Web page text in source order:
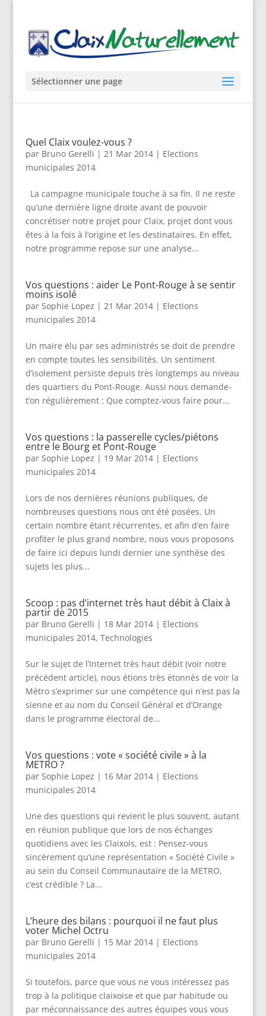
Sélectionner une page
Quel Claix voulez-vous ?
par Bruno Gerelli | 21 Mar 2014| Elections
municipales 2014
La campagne municipale touche à sa fin. Il ne reste
qu’une dernière ligne droite avant de pouvoir
concrétiser notre projet pour Claix, projet dont vous
êtes à la fois à l’origine et les destinataires. En effet,
notre programme repose sur une analyse...
Vos questions : aider Le Pont-Rouge à se sentir
moins isolé
par Sophie Lopez | 21 Mar 2014| Elections
municipales 2014
Un maire élu par ses administrés se doit de prendre
en compte toutes les sensibilités. Un sentiment
d’isolement persiste depuis très longtemps au niveau
des quartiers du Pont-Rouge. Aussi nous demande-
t’on régulièrement : Que comptez-vous faire pour...
Vos questions : la passerelle cycles/piétons
entre le Bourg et Pont-Rouge
par Sophie Lopez | 19 Mar 2014| Elections
municipales 2014
Lors de nos dernières réunions publiques, de
nombreuses questions nous ont été posées. Un
certain nombre étant récurrentes, et afin d’en faire
profiter le plus grand nombre, nous vous proposons
de faire ici depuis lundi dernier une synthèse des
sujets les plus...
Scoop : pas d’internet très haut débit à Claix à
partir de 2015
par Bruno Gerelli | 18 Mar 2014| Elections
municipales 2014, Technologies
Sur le sujet de l’Internet très haut débit (voir notre
précédent article), nous étions très étonnés de voir la
Métro s’exprimer sur une compétence qui n’est pas la
sienne et au nom du Conseil Général et d’Orange
dans le programme électoral de...
Vos questions : vote « société civile » à la
METRO ?
par Sophie Lopez | 16 Mar 2014| Elections
municipales 2014
Une des questions qui revient le plus souvent, autant
en réunion publique que lors de nos échanges
quotidiens avec les Claixois, est : Pensez-vous
sincèrement qu’une représentation « Société Civile »
au sein du Conseil Communautaire de la METRO,
c’est crédible ? La...
L’heure des bilans : pourquoi il ne faut plus
voter Michel Octru
par Bruno Gerelli | 15 Mar 2014| Elections
municipales 2014
Si toutefois, parce que vous ne vous intéressez pas
trop à la politique claixoise et que par habitude ou
par méconnaissance des autres équipes vous vous